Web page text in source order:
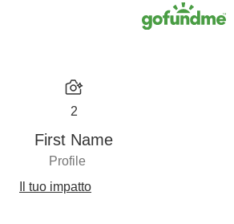
2
First Name
Profile
Il tuo impatto